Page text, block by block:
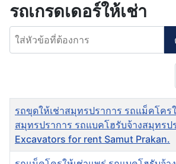
รถเกรดเดอร์ให้เช่า
ใส่หัวข้อที่ต้องการ
ชื่อ
รถขุดให้เช่าสมุทรปราการ รถแม็คโคร
สมุทรปราการ รถแบคโฮรับจ้างสมุทรป
Excavators for rent Samut Prakan.